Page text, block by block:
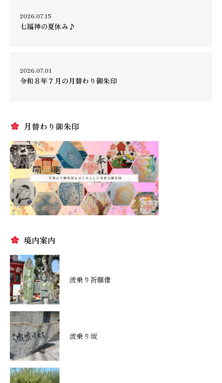
2026.07.15
七福神の夏休み♪
2026.07.01
令和８年７月の月替わり御朱印
月替わり御朱印
境内案内
波乗り祈願像
波乗り坂